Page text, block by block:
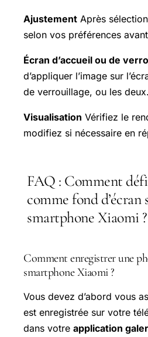
Ajustement Après
selon vos préférences
Écran d’accueil ou de
d’appliquer l’image sur
de verrouillage, ou les deux.
Visualisation Vérifiez le
modifiez si nécessaire en
FAQ : Comment
comme fond d’écran
smartphone Xiaomi ?
Comment enregistrer une
smartphone Xiaomi ?
Vous devez d’abord vous
est enregistrée sur votre
dans votre application